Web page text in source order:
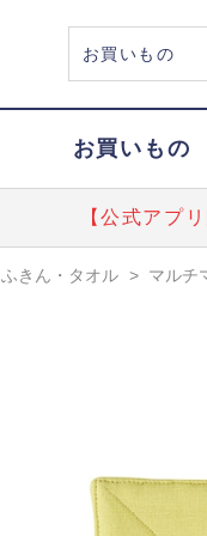
お買いもの
【公式アプ
ふきん・タオル > マルチ